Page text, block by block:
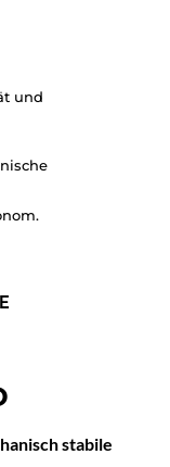
und
stabile